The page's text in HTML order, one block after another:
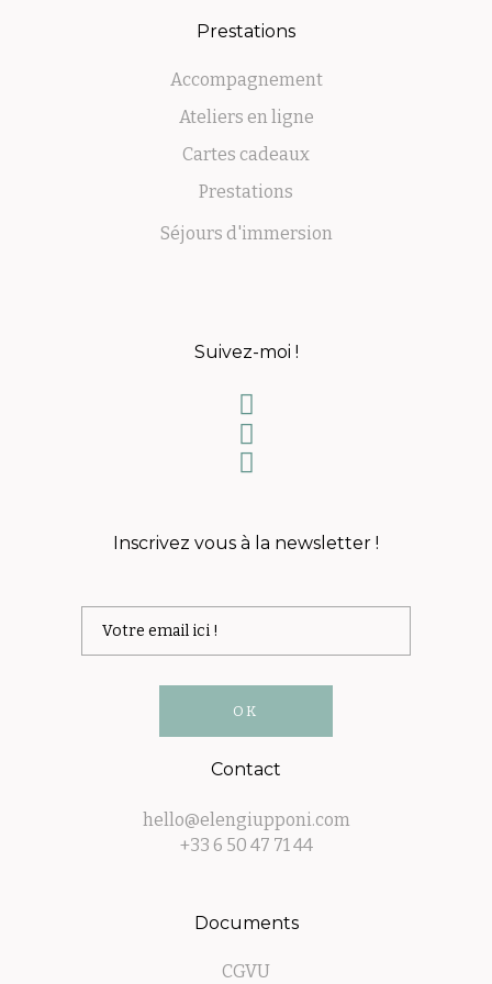
Prestations
Accompagnement
Ateliers en ligne
Cartes cadeaux
Prestations
Séjours d'immersion
Suivez-moi !
Inscrivez vous à la newsletter !
Contact
hello@elengiupponi.com
+33 6 50 47 71 44
Documents
CGVU